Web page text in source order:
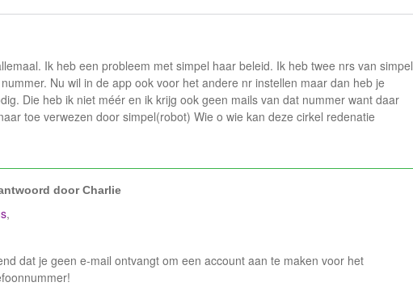
Ik heb een probleem met simpel haar beleid. Ik heb twee nrs van simpel
Nu wil in de app ook voor het andere nr instellen maar dan heb je
Die heb ik niet méér en ik krijg ook geen mails van dat nummer want daar
toe verwezen door simpel(robot) Wie o wie kan deze cirkel redenatie
doorCharlie
,
dat je geen e-mail ontvangt om een account aan te maken voor het